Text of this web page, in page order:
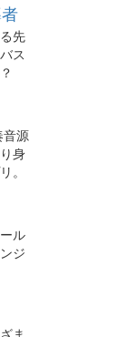
先
ス
音源
身
。
ル
ジ